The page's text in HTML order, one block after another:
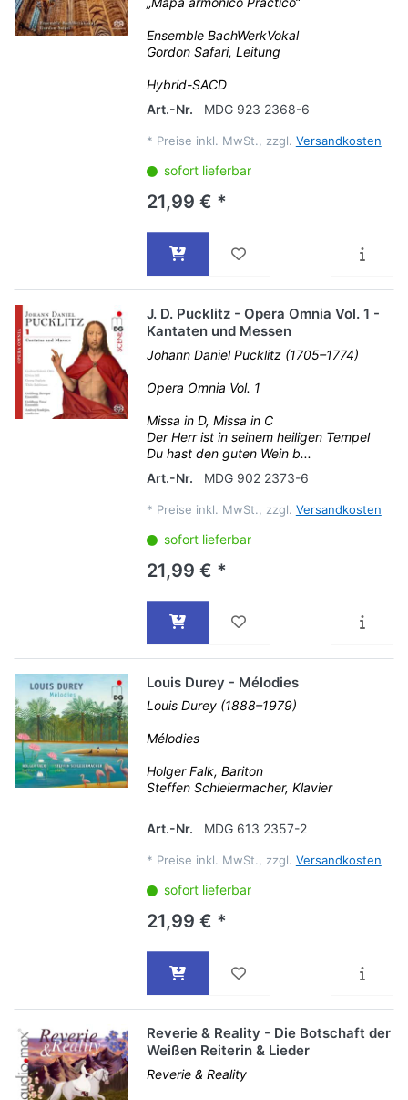
Ensemble BachWerkVokal
Gordon Safari, Leitung
Hybrid-SACD
Art.-Nr.
MDG 923 2368-6
* Preise inkl. MwSt., zzgl. Versandkosten
sofort lieferbar
21,99 € *
J. D. Pucklitz - Opera Omnia Vol. 1 -
Kantaten und Messen
Johann Daniel Pucklitz (1705–1774)
Opera Omnia Vol. 1
Missa in D, Missa in C
Der Herr ist in seinem heiligen Tempel
Du hast den guten Wein b...
Art.-Nr.
MDG 902 2373-6
* Preise inkl. MwSt., zzgl. Versandkosten
sofort lieferbar
21,99 € *
Louis Durey - Mélodies
Louis Durey (1888–1979)
Mélodies
Holger Falk, Bariton
Steffen Schleiermacher, Klavier
Art.-Nr. MDG 613 2357-2
* Preise inkl. MwSt., zzgl. Versandkosten
sofort lieferbar
21,99 € *
Reverie & Reality - Die Botschaft der
Weißen Reiterin & Lieder
Reverie & Reality